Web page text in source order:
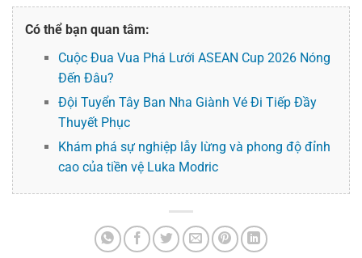
Có thể bạn quan tâm:
Cuộc Đua Vua Phá Lưới ASEAN Cup 2026 Nóng
Đến Đâu?
Đội Tuyển Tây Ban Nha Giành Vé Đi Tiếp Đầy
Thuyết Phục
Khám phá sự nghiệp lẫy lừng và phong độ đỉnh
cao của tiền vệ Luka Modric